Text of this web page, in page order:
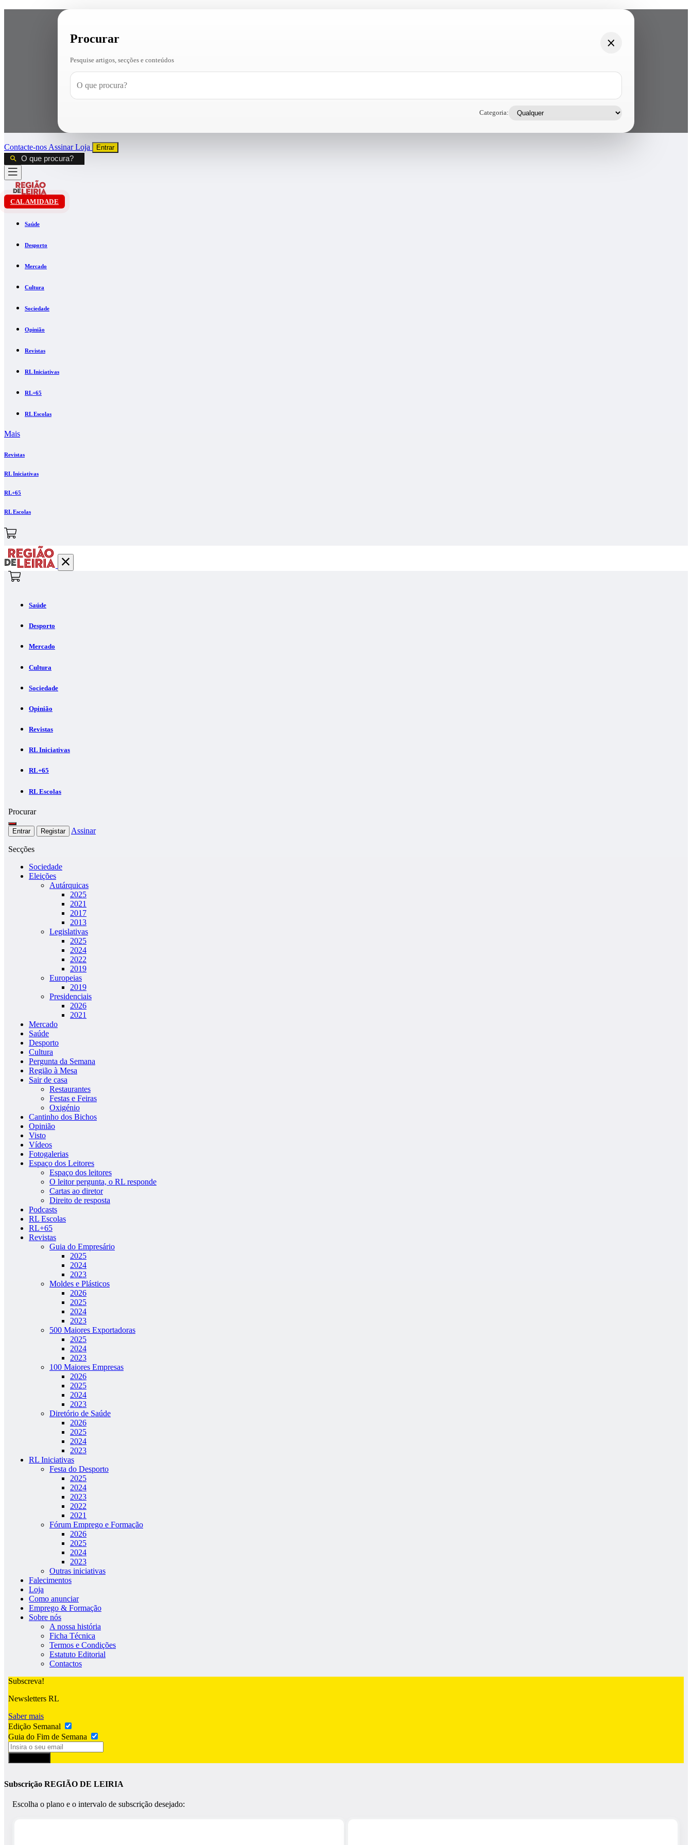
Procurar
Pesquise artigos, secções e conteúdos
Categoria:
Contacte-nos AssinarLoja Entrar
CALAMIDADE
Saúde
Desporto
Mercado
Cultura
Sociedade
Opinião
Revistas
RL Iniciativas
RL+65
RL Escolas
Mais
Revistas
RL Iniciativas
RL+65
RL Escolas
Saúde
Desporto
Mercado
Cultura
Sociedade
Opinião
Revistas
RL Iniciativas
RL+65
RL Escolas
Procurar
Entrar Registar Assinar
Secções
Sociedade
Eleições
Autárquicas
2025
2021
2017
2013
Legislativas
2025
2024
2022
2019
Europeias
2019
Presidenciais
2026
2021
Mercado
Saúde
Desporto
Cultura
Pergunta da Semana
Região à Mesa
Sair de casa
Restaurantes
Festas e Feiras
Oxigénio
Cantinho dos Bichos
Opinião
Visto
Vídeos
Fotogalerias
Espaço dos Leitores
Espaço dos leitores
O leitor pergunta, o RL responde
Cartas ao diretor
Direito de resposta
Podcasts
RL Escolas
RL+65
Revistas
Guia do Empresário
2025
2024
2023
Moldes e Plásticos
2026
2025
2024
2023
500 Maiores Exportadoras
2025
2024
2023
100 Maiores Empresas
2026
2025
2024
2023
Diretório de Saúde
2026
2025
2024
2023
RL Iniciativas
Festa do Desporto
2025
2024
2023
2022
2021
Fórum Emprego e Formação
2026
2025
2024
2023
Outras iniciativas
Falecimentos
Loja
Como anunciar
Emprego & Formação
Sobre nós
A nossa história
Ficha Técnica
Termos e Condições
Estatuto Editorial
Contactos
Subscreva!
Newsletters RL
Saber mais
Edição Semanal
Guia do Fim de Semana
Subscrição REGIÃO DE LEIRIA
Escolha o plano e o intervalo de subscrição desejado: